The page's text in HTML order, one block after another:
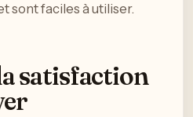
sont faciles à utiliser.
satisfaction